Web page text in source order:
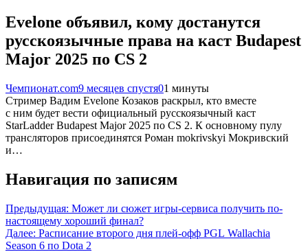
Evelone объявил, кому достанутся
русскоязычные права на каст Budapest
Major 2025 по CS 2
Чемпионат.com9 месяцев спустя01 минуты
Стример Вадим Evelone Козаков раскрыл, кто вместе
с ним будет вести официальный русскоязычный каст
StarLadder Budapest Major 2025 по CS 2. К основному пулу
трансляторов присоединятся Роман mokrivskyi Мокривский
и…
Навигация по записям
Предыдущая: Может ли сюжет игры-сервиса получить по-
настоящему хороший финал?
Далее: Расписание второго дня плей-офф PGL Wallachia
Season 6 по Dota 2